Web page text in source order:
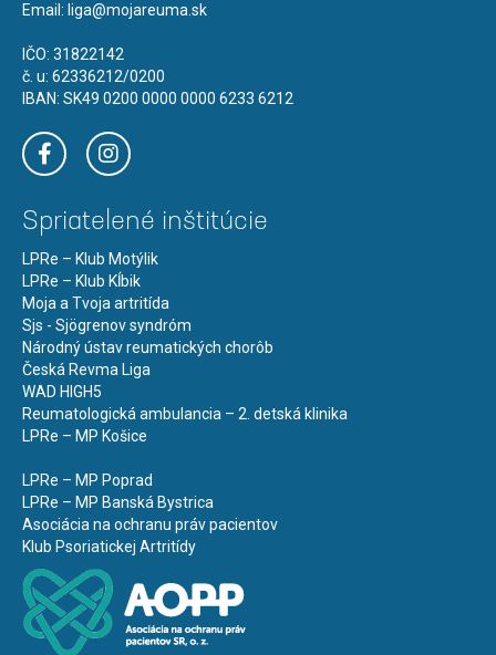
Email: liga@mojareuma.sk
IČO: 31822142
č. u: 62336212/0200
IBAN: SK49 0200 0000 0000 6233 6212
Spriatelené inštitúcie
LPRe – Klub Motýlik
LPRe – Klub Kĺbik
Moja a Tvoja artritída
Sjs - Sjögrenov syndróm
Národný ústav reumatických chorôb
Česká Revma Liga
WAD HIGH5
Reumatologická ambulancia – 2. detská klinika
LPRe – MP Košice
LPRe – MP Poprad
LPRe – MP Banská Bystrica
Asociácia na ochranu práv pacientov
Klub Psoriatickej Artritídy